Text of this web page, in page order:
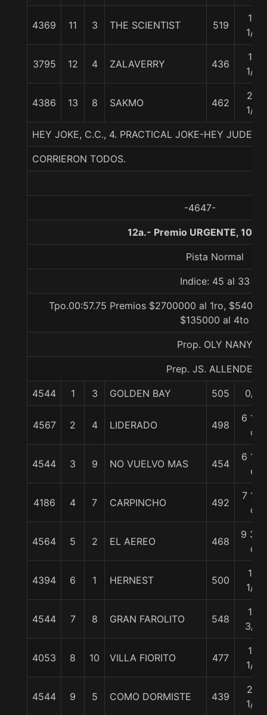
4369 11 3 THE SCIENTIST 519
15
1/2
3795 12 4 ZALAVERRY 436
16
1/4
4386 13 8 SAKMO 462
20
1/2
HEY JOKE, C.C., 4. PRACTICAL JOKE-HEY JUDE-
CORRIERON TODOS.
-4647-
12a.- Premio URGENTE,
Pista Normal
Indice: 45 al 33
Tpo.00:57.75 Premios $2700000 al 1ro,
$135000 al 4to
Prop. OLY NANY
Prep. JS. ALLENDE F.
4544 1 3 GOLDEN BAY 505 0/0
4567 2 4 LIDERADO 498
6 1/2
c
4544 3 9 NO VUELVO MAS 454
6 1/2
c
4186 4 7 CARPINCHO 492
7 1/2
c
4564 5 2 EL AEREO 468
9 3/4
c
4394 6 1 HERNEST 500
12
1/4
4544 7 8 GRAN FAROLITO 548
12
3/4
4053 8 10 VILLA FIORITO 477
16
1/4
4544 9 5 COMO DORMISTE 439
20
1/4